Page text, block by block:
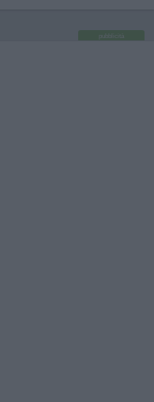
pubblicità